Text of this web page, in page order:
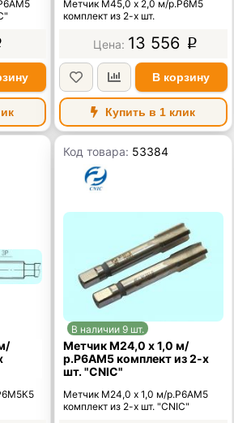
Метчик М45,0 х 2,0 м/р.Р6М5
комплект из 2-х шт.
13 556 p
В корзину
Купить в 1 клик
Код товара: 53384
В наличии 9 шт.
Метчик М24,0 х 1,0 м/
р.Р6АМ5 комплект из 2-х
шт. "CNIC"
Метчик М24,0 х 1,0 м/р.Р6АМ5
комплект из 2-х шт. "CNIC"